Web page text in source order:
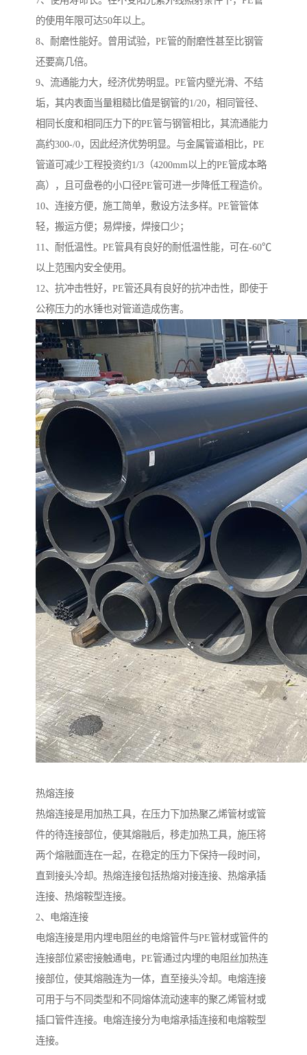
的使用年限可达50年以上。
8、耐磨性能好。曾用试验，PE管的耐磨性甚至比钢管
还要高几倍。
9、流通能力大，经济优势明显。PE管内壁光滑、不结
垢，其内表面当量粗糙比值是钢管的1/20，相同管径、
相同长度和相同压力下的PE管与钢管相比，其流通能力
高约300-/0，因此经济优势明显。与金属管道相比，PE
管道可减少工程投资约1/3（4200mm以上的PE管成本略
高），且可盘卷的小口径PE管可进一步降低工程造价。
10、连接方便，施工简单，敷设方法多样。PE管管体
轻，搬运方便；易焊接，焊接口少；
11、耐低温性。PE管具有良好的耐低温性能，可在-60℃
以上范围内安全使用。
12、抗冲击牲好，PE管还具有良好的抗冲击性，即使于
公称压力的水锤也对管道造成伤害。
热熔连接
热熔连接是用加热工具，在压力下加热聚乙烯管材或管
件的待连接部位，使其熔融后，移走加热工具，施压将
两个熔融面连在一起，在稳定的压力下保持一段时间，
直到接头冷却。热熔连接包括热熔对接连接、热熔承插
连接、热熔鞍型连接。
2、电熔连接
电熔连接是用内埋电阻丝的电熔管件与PE管材或管件的
连接部位紧密接触通电，PE管通过内埋的电阻丝加热连
接部位，使其熔融连为一体，直至接头冷却。电熔连接
可用于与不同类型和不同熔体流动速率的聚乙烯管材或
插口管件连接。电熔连接分为电熔承插连接和电熔鞍型
连接。